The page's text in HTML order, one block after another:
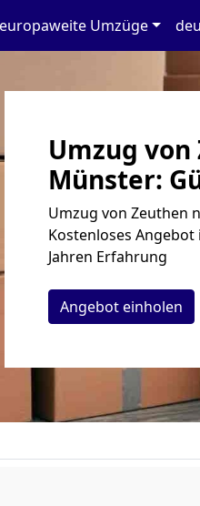
europaweite Umzüge
Umzug
Münster:
Umzug von Zeuthen
Kostenloses
Jahren Erfahrung
Angebot einholen